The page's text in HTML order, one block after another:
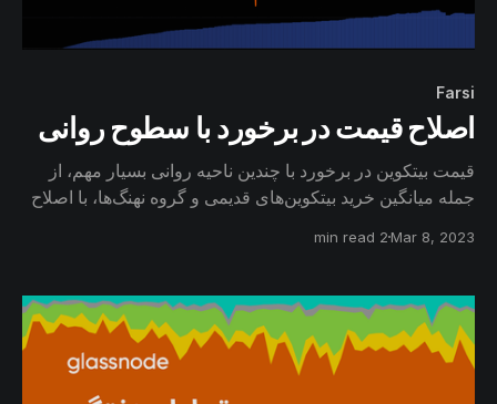
Farsi
اصلاح قیمت در برخورد با سطوح روانی
قیمت بیتکوین در برخورد با چندین ناحیه روانی بسیار مهم، از
جمله میانگین خرید بیتکوین‌های قدیمی و گروه نهنگ‌ها، با اصلاح
جریان سرمایه بازار همراه بود؛ اما این جریانات نسبت به
Mar 8, 2023
2 min read